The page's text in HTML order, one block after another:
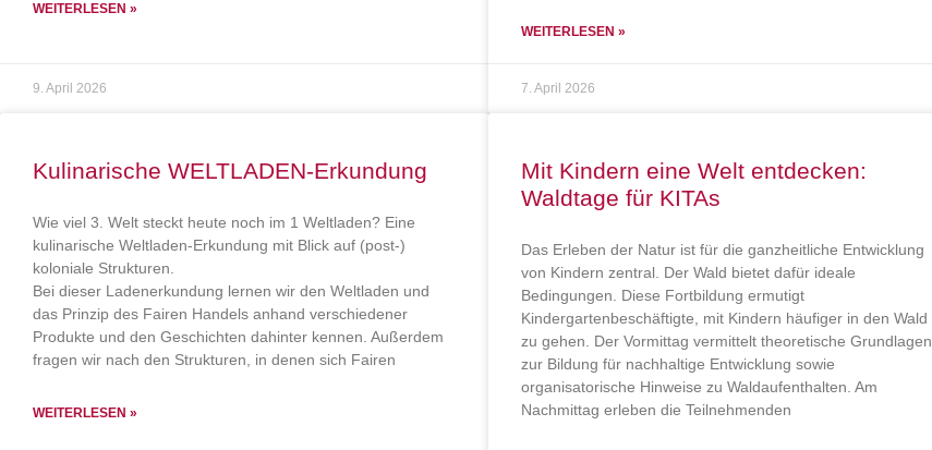
WEITERLESEN »
9. April 2026
WEITERLESEN »
7. April 2026
Kulinarische WELTLADEN-Erkundung
Wie viel 3. Welt steckt heute noch im 1 Weltladen? Eine
kulinarische Weltladen-Erkundung mit Blick auf (post-)
koloniale Strukturen.
Bei dieser Ladenerkundung lernen wir den Weltladen und
das Prinzip des Fairen Handels anhand verschiedener
Produkte und den Geschichten dahinter kennen. Außerdem
fragen wir nach den Strukturen, in denen sich Fairen
WEITERLESEN »
Mit Kindern eine Welt entdecken:
Waldtage für KITAs
Das Erleben der Natur ist für die ganzheitliche Entwicklung
von Kindern zentral. Der Wald bietet dafür ideale
Bedingungen. Diese Fortbildung ermutigt
Kindergartenbeschäftigte, mit Kindern häufiger in den Wald
zu gehen. Der Vormittag vermittelt theoretische Grundlagen
zur Bildung für nachhaltige Entwicklung sowie
organisatorische Hinweise zu Waldaufenthalten. Am
Nachmittag erleben die Teilnehmenden